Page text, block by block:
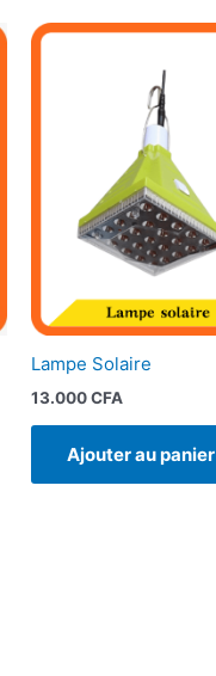
Lampe Solaire
13.000CFA
Ajouter au panier